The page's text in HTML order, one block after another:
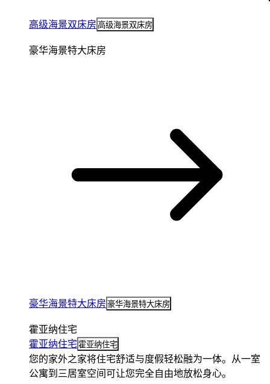
高级海景双床房 高级海景双床房
豪华海景特大床房
豪华海景特大床房 豪华海景特大床房
霍亚纳住宅
霍亚纳住宅 霍亚纳住宅
您的家外之家将住宅舒适与度假轻松融为一体。从一室
公寓到三居室空间可让您完全自由地放松身心。